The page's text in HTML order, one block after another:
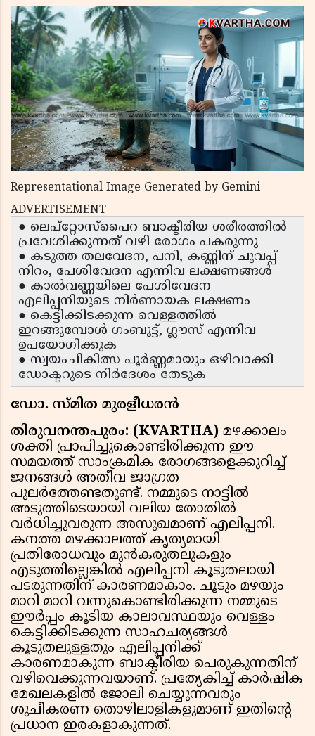
Representational Image Generated by Gemini
ADVERTISEMENT
● ലെപ്റ്റോസ്പൈറ ബാക്ടീരിയ ശരീരത്തിൽ
പ്രവേശിക്കുന്നത് വഴി രോഗം പകരുന്നു
● കടുത്ത തലവേദന, പനി, കണ്ണിന് ചുവപ്പ്
നിറം, പേശിവേദന എന്നിവ ലക്ഷണങ്ങൾ
● കാൽവണ്ണയിലെ പേശിവേദന
എലിപ്പനിയുടെ നിർണായക ലക്ഷണം
● കെട്ടിക്കിടക്കുന്ന വെള്ളത്തിൽ
ഇറങ്ങുമ്പോൾ ഗംബൂട്ട്, ഗ്ലൗസ് എന്നിവ
ഉപയോഗിക്കുക
● സ്വയംചികിത്സ പൂർണ്ണമായും ഒഴിവാക്കി
ഡോക്ടറുടെ നിർദേശം തേടുക
ഡോ. സ്മിത മുരളീധരൻ
തിരുവനന്തപുരം: (KVARTHA) മഴക്കാലം
ശക്തി പ്രാപിച്ചുകൊണ്ടിരിക്കുന്ന ഈ
സമയത്ത് സാംക്രമിക രോഗങ്ങളെക്കുറിച്ച്
ജനങ്ങൾ അതീവ ജാഗ്രത
പുലർത്തേണ്ടതുണ്ട്. നമ്മുടെ നാട്ടിൽ
അടുത്തിടെയായി വലിയ തോതിൽ
വർധിച്ചുവരുന്ന അസുഖമാണ് എലിപ്പനി.
കനത്ത മഴക്കാലത്ത് കൃത്യമായി
പ്രതിരോധവും മുൻകരുതലുകളും
എടുത്തില്ലെങ്കിൽ എലിപ്പനി കൂടുതലായി
പടരുന്നതിന് കാരണമാകാം. ചൂടും മഴയും
മാറി മാറി വന്നുകൊണ്ടിരിക്കുന്ന നമ്മുടെ
ഈർപ്പം കൂടിയ കാലാവസ്ഥയും വെള്ളം
കെട്ടിക്കിടക്കുന്ന സാഹചര്യങ്ങൾ
കൂടുതലുള്ളതും എലിപ്പനിക്ക്
കാരണമാകുന്ന ബാക്ടീരിയ പെരുകുന്നതിന്
വഴിവെക്കുന്നവയാണ്. പ്രത്യേകിച്ച് കാർഷിക
മേഖലകളിൽ ജോലി ചെയ്യുന്നവരും
ശുചീകരണ തൊഴിലാളികളുമാണ് ഇതിൻ്റെ
പ്രധാന ഇരകളാകുന്നത്.